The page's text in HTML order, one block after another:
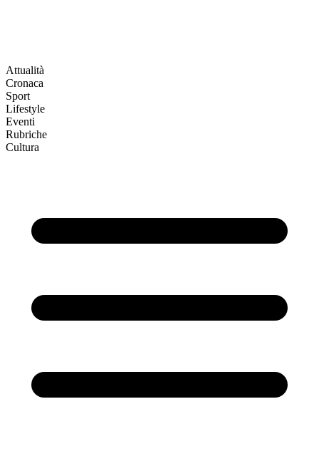
Attualità
Cronaca
Sport
Lifestyle
Eventi
Rubriche
Cultura